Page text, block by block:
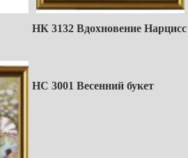
НК 3132 Вдохновение Нарцисс
НС 3001 Весенний букет